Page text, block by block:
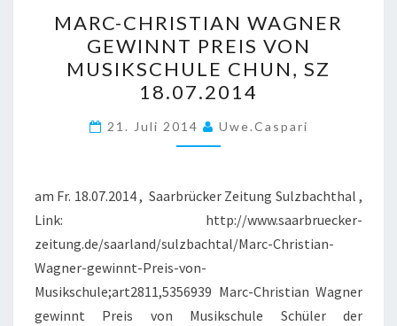
CHRISTIAN
WAGNER
GEWINNT
PREIS
VON
MUSIKSCHULE
SZ
18.07.2014
MARC-CHRISTIAN WAGNER
GEWINNT PREIS VON
MUSIKSCHULE CHUN, SZ
18.07.2014
21. Juli 2014 Uwe.caspari
am Fr. 18.07.2014 , Saarbrücker Zeitung Sulzbachthal ,
Link: http://www.saarbruecker-
zeitung.de/saarland/sulzbachtal/Marc-Christian-
Wagner-gewinnt-Preis-von-
Musikschule;art2811,5356939 Marc-Christian Wagner
gewinnt Preis von Musikschule Schüler der